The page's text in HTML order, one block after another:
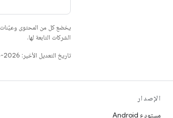
يخضع كل من المحتوى
الشركات التابعة لها.
تاريخ التعديل الأخير: 2026-06-22 (حسب التوقيت العالمي المتفَّق عليه)
الإصدار
مستودع Android